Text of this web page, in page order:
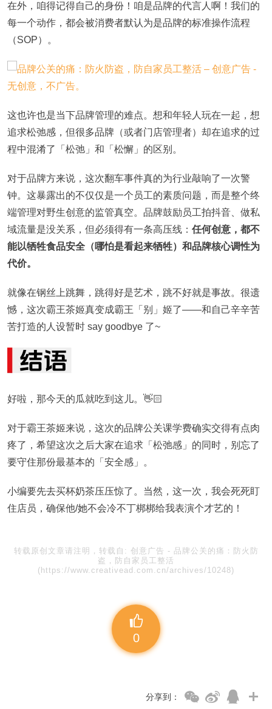
在外，咱得记得自己的身份！咱是品牌的代言人啊！我们的
每一个动作，都会被消费者默认为是品牌的标准操作流程
（SOP）。
这也许也是当下品牌管理的难点。想和年轻人玩在一起，想
追求松弛感，但很多品牌（或者门店管理者）却在追求的过
程中混淆了「松弛」和「松懈」的区别。
对于品牌方来说，这次翻车事件真的为行业敲响了一次警
钟。这暴露出的不仅仅是一个员工的素质问题，而是整个终
端管理对野生创意的监管真空。品牌鼓励员工拍抖音、做私
域流量是没关系，但必须得有一条高压线： 任何创意，都不
能以牺牲食品安全（哪怕是看起来牺牲）和品牌核心调性为
代价。
就像在钢丝上跳舞，跳得好是艺术，跳不好就是事故。很遗
憾，这次霸王茶姬真变成霸王「别」姬了——和自己辛辛苦
苦打造的人设暂时 say goodbye 了~
好啦，那今天的瓜就吃到这儿。👋🏻
对于霸王茶姬来说，这次的品牌公关课学费确实交得有点肉
疼了，希望这次之后大家在追求「松弛感」的同时，别忘了
要守住那份最基本的「安全感」。
小编要先去买杯奶茶压压惊了。当然，这一次，我会死死盯
住店员，确保他/她不会冷不丁梆梆给我表演个才艺的！
转载原创文章请注明，转载自: 创意广告 - 品牌公关的痛：防火防
盗，防自家员工整活
(https://www.creativead.com.cn/archives/10248)
0
分享到：